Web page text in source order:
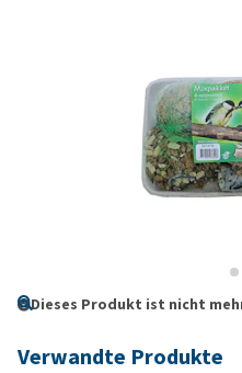
Dieses Produkt ist nicht
Verwandte Produkte